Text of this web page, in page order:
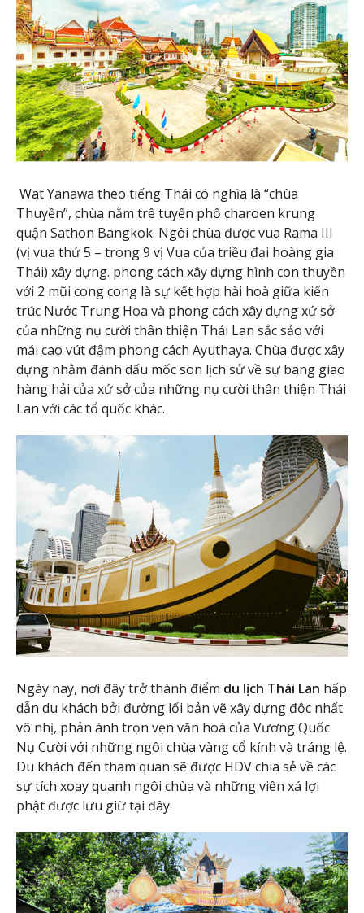
Wat Yanawa theo tiếng Thái có nghĩa là “chùa
Thuyền”, chùa nằm trê tuyến phố charoen krung
quận Sathon Bangkok. Ngôi chùa được vua Rama III
(vị vua thứ 5 – trong 9 vị Vua của triều đại hoàng gia
Thái) xây dựng. phong cách xây dựng hình con thuyền
với 2 mũi cong cong là sự kết hợp hài hoà giữa kiến
trúc Nước Trung Hoa và phong cách xây dựng xứ sở
của những nụ cười thân thiện Thái Lan sắc sảo với
mái cao vút đậm phong cách Ayuthaya. Chùa được xây
dựng nhằm đánh dấu mốc son lịch sử về sự bang giao
hàng hải của xứ sở của những nụ cười thân thiện Thái
Lan với các tổ quốc khác.
Ngày nay, nơi đây trở thành điểm du lịch Thái Lan hấp
dẫn du khách bởi đường lối bản vẽ xây dựng độc nhất
vô nhị, phản ánh trọn vẹn văn hoá của Vương Quốc
Nụ Cười với những ngôi chùa vàng cổ kính và tráng lệ.
Du khách đến tham quan sẽ được HDV chia sẻ về các
sự tích xoay quanh ngôi chùa và những viên xá lợi
phật được lưu giữ tại đây.